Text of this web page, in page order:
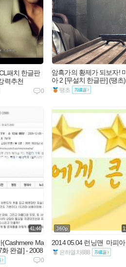
패치 한글판
력추천
0
암흑가의 황제가 되보자!
아 2 [무설치 한글판] (땡초)
땡초
41:44
(Cashmere Ma
화 완결] - 2008
0
2014 05.04 런닝맨  마피아
은하열차888